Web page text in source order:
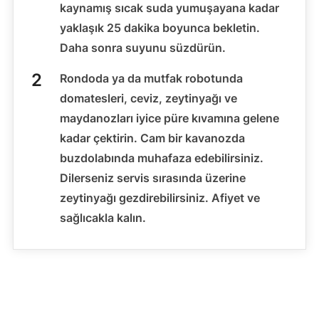
kaynamış sıcak suda yumuşayana kadar
yaklaşık 25 dakika boyunca bekletin.
Daha sonra suyunu süzdürün.
Rondoda ya da mutfak robotunda
domatesleri, ceviz, zeytinyağı ve
maydanozları iyice püre kıvamına gelene
kadar çektirin. Cam bir kavanozda
buzdolabında muhafaza edebilirsiniz.
Dilerseniz servis sırasında üzerine
zeytinyağı gezdirebilirsiniz. Afiyet ve
sağlıcakla kalın.